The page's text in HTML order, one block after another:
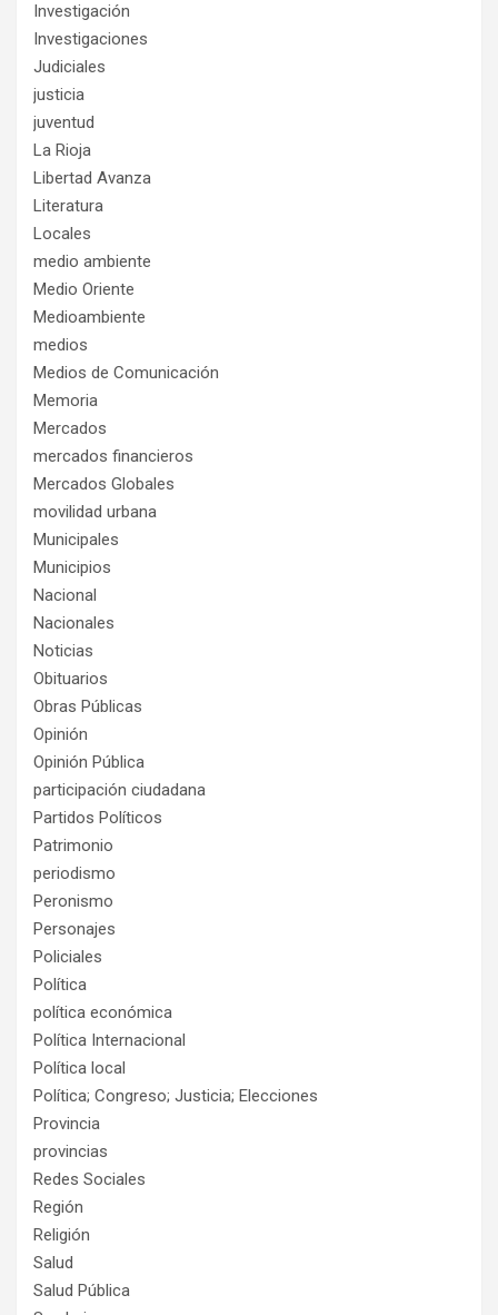
Investigación
Investigaciones
Judiciales
justicia
juventud
La Rioja
Libertad Avanza
Literatura
Locales
medio ambiente
Medio Oriente
Medioambiente
medios
Medios de Comunicación
Memoria
Mercados
mercados financieros
Mercados Globales
movilidad urbana
Municipales
Municipios
Nacional
Nacionales
Noticias
Obituarios
Obras Públicas
Opinión
Opinión Pública
participación ciudadana
Partidos Políticos
Patrimonio
periodismo
Peronismo
Personajes
Policiales
Política
política económica
Política Internacional
Política local
Política; Congreso; Justicia; Elecciones
Provincia
provincias
Redes Sociales
Región
Religión
Salud
Salud Pública